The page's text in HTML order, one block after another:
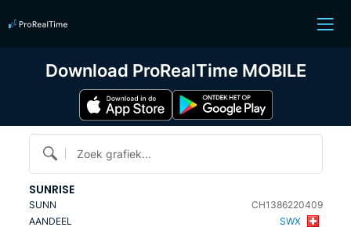
Zoek grafiek...
SUNRISE
SUNN
CH1386220409
AANDEEL
SWX
Download ProRealTime MOBILE